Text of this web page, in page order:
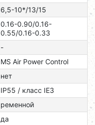
6,5-10*/13/15
0.16-0.90/0.16-
0.55/0.16-0.33
-
MS Air Power Control
нет
ІР55 / класс ІЕЗ
ременной
да